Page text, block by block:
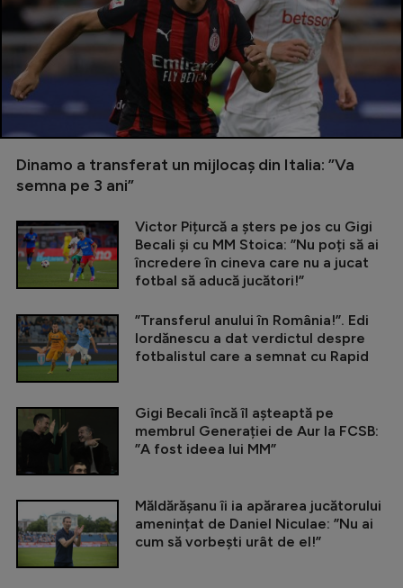
Dinamo a transferat un mijlocaș din Italia: ”Va
semna pe 3 ani”
Victor Pițurcă a șters pe jos cu Gigi
Becali și cu MM Stoica: ”Nu poți să ai
încredere în cineva care nu a jucat
fotbal să aducă jucători!”
”Transferul anului în România!”. Edi
Iordănescu a dat verdictul despre
fotbalistul care a semnat cu Rapid
Gigi Becali încă îl așteaptă pe
membrul Generației de Aur la FCSB:
”A fost ideea lui MM”
Măldărășanu îi ia apărarea jucătorului
amenințat de Daniel Niculae: ”Nu ai
cum să vorbești urât de el!”